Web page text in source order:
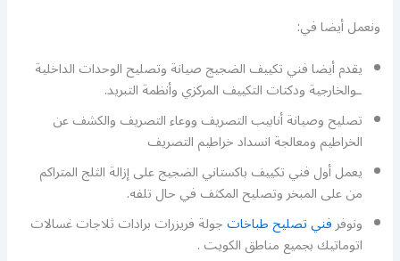
ونعمل أيضا في:
يقدم أيضا فني تكييف الضجيج صيانة وتصليح الوحدات الداخلية
ـوالخارجية ودكتات التكييف المركزي وأنظمة التبريد.
تصليح وصيانة أنابيب التصريف ووعاء التصريف والكشف عن
الخراطيم ومعالجة انسداد خراطيم التصريف
يعمل أول فني تكييف باكستاني الضجيج على إزالة الثلج المتراكم
من على المبخر وتصليح المكثف في حال تلفه.
ونوفرفني تصليح طباخاتجولة فريزرات برادات ثلاجات غسالات
اتوماتيك بجميع مناطق الكويت .